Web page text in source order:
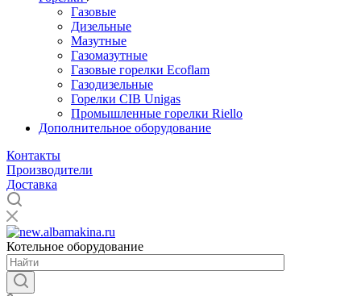
Газовые
Дизельные
Мазутные
Газомазутные
Газовые горелки Ecoflam
Газодизельные
Горелки CIB Unigas
Промышленные горелки Riello
Дополнительное оборудование
Контакты
Производители
Доставка
Котельное оборудование